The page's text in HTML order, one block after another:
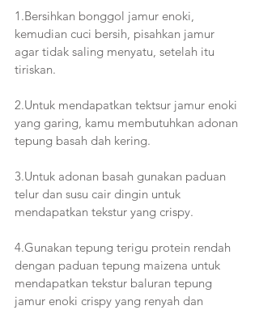
1.Bersihkan bonggol jamur enoki,
kemudian cuci bersih, pisahkan jamur
agar tidak saling menyatu, setelah itu
tiriskan.
2.Untuk mendapatkan tektsur jamur enoki
yang garing, kamu membutuhkan adonan
tepung basah dah kering.
3.Untuk adonan basah gunakan paduan
telur dan susu cair dingin untuk
mendapatkan tekstur yang crispy.
4.Gunakan tepung terigu protein rendah
dengan paduan tepung maizena untuk
mendapatkan tekstur baluran tepung
jamur enoki crispy yang renyah dan